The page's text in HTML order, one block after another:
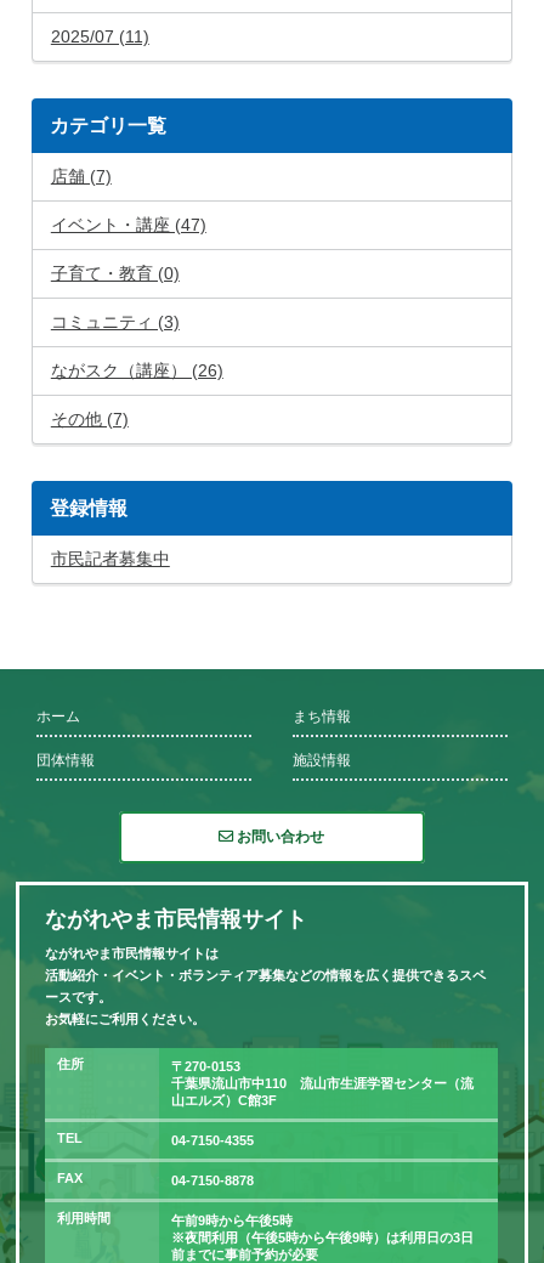
2025/07 (11)
カテゴリ一覧
店舗 (7)
イベント・講座 (47)
子育て・教育 (0)
コミュニティ (3)
ながスク（講座） (26)
その他 (7)
登録情報
市民記者募集中
ホーム まち情報
団体情報 施設情報
お問い合わせ
ながれやま市民情報サイト
ながれやま市民情報サイトは
活動紹介・イベント・ボランティア募集などの情報を広く提供できるスペ
ースです。
お気軽にご利用ください。
住所
〒270-0153
千葉県流山市中110 流山市生涯学習センター（流
山エルズ）C館3F
TEL 04-7150-4355
FAX 04-7150-8878
利用時間
午前9時から午後5時
※夜間利用（午後5時から午後9時）は利用日の3日
前までに事前予約が必要